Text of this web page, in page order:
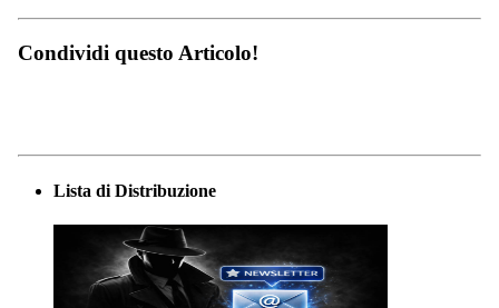
Condividi questo Articolo!
Lista di Distribuzione